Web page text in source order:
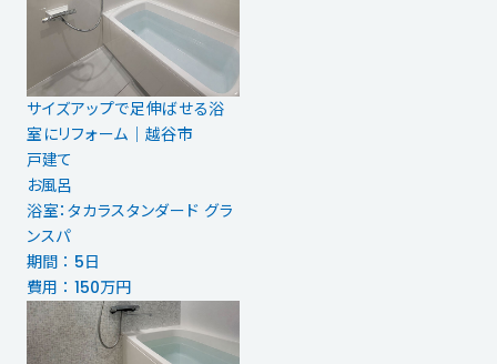
サイズアップで足伸ばせる浴
室にリフォーム｜越谷市
戸建て
お風呂
浴室：タカラスタンダード グラ
ンスパ
期間 ： 5日
費用 ： 150万円